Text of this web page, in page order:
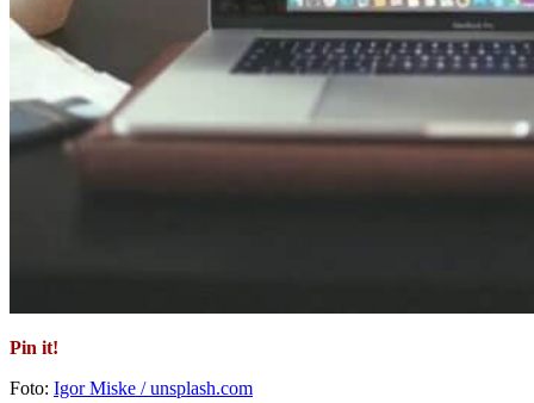
Pin it!
Foto: Igor Miske / unsplash.com